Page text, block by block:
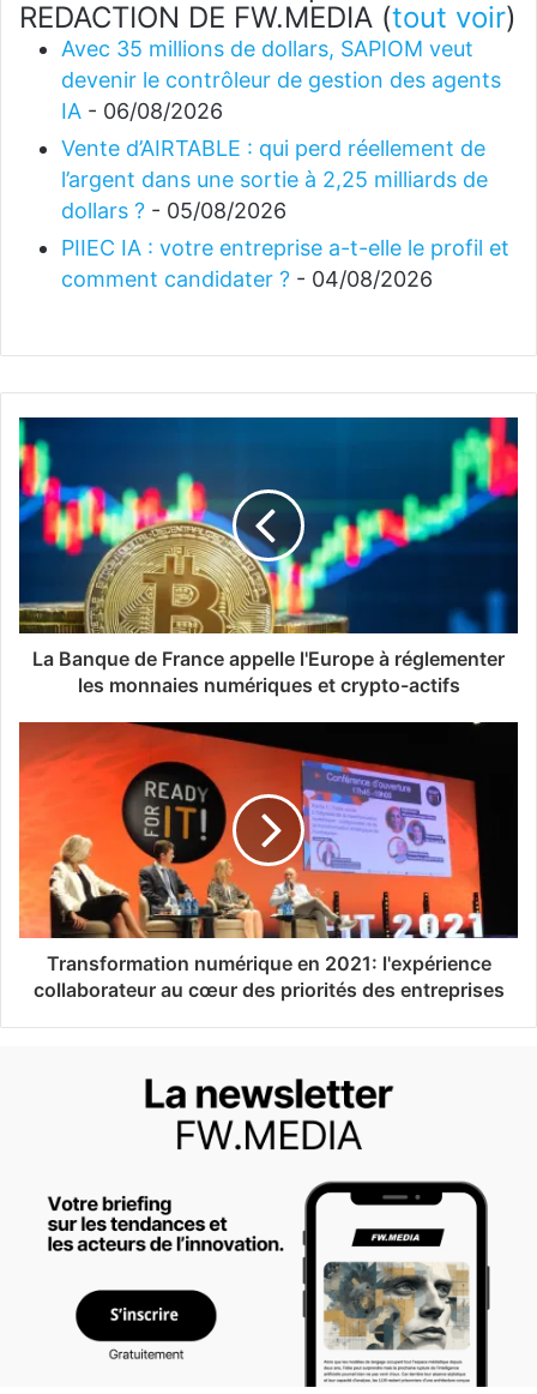
REDACTION DE FW.MEDIA (tout voir)
Avec 35 millions de dollars, SAPIOM veut
devenir le contrôleur de gestion des agents
IA - 06/08/2026
Vente d’AIRTABLE : qui perd réellement de
l’argent dans une sortie à 2,25 milliards de
dollars ? - 05/08/2026
PIIEC IA : votre entreprise a-t-elle le profil et
comment candidater ? - 04/08/2026
La Banque de France appelle l'Europe à réglementer
les monnaies numériques et crypto-actifs
Transformation numérique en 2021: l'expérience
collaborateur au cœur des priorités des entreprises